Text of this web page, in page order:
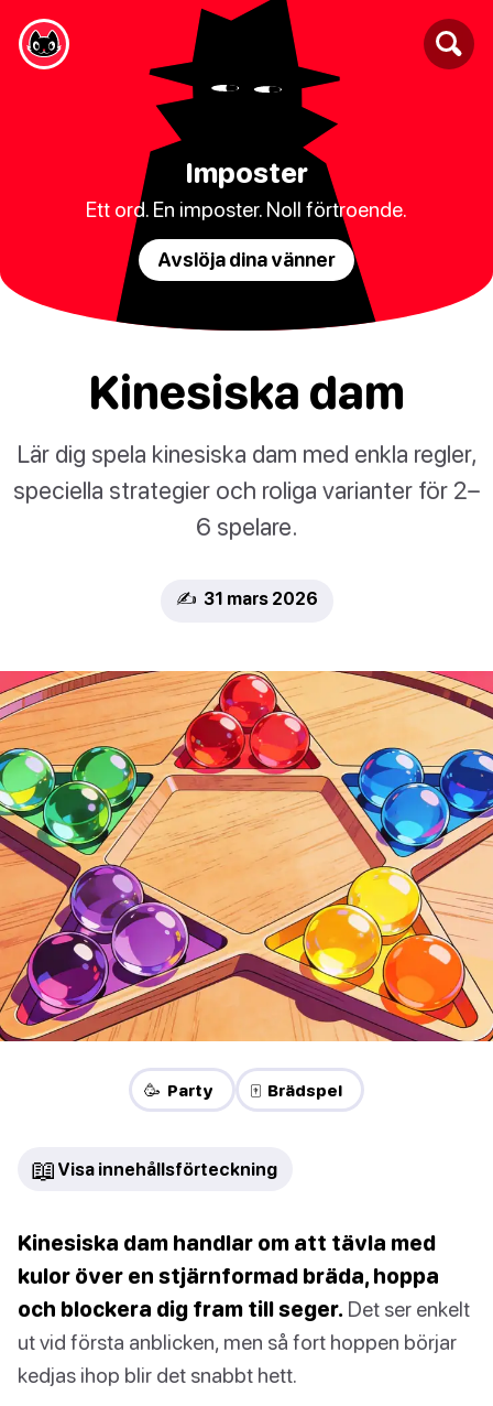
Imposter
Ett ord. En imposter. Noll förtroende.
Avslöja dina vänner
Kinesiska dam
Lär dig spela kinesiska dam med enkla regler,
speciella strategier och roliga varianter för 2–
6 spelare.
✍️ 31 mars 2026
🥳 Party 🀄 Brädspel
📖 Visa innehållsförteckning
Kinesiska dam handlar om att tävla med
kulor över en stjärnformad bräda, hoppa
och blockera dig fram till seger. Det ser enkelt
ut vid första anblicken, men så fort hoppen börjar
kedjas ihop blir det snabbt hett.